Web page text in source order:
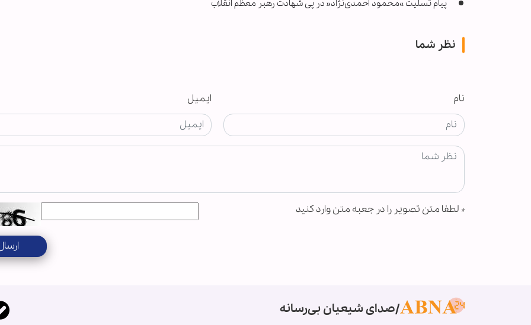
پیام تسلیت »محمود احمدی‌نژاد« در پی شهادت رهبر معظم انقلاب
نظر شما
نام ایمیل
* لطفا متن تصویر را در جعبه متن وارد کنید
صدای شیعیان بی‌رسانه